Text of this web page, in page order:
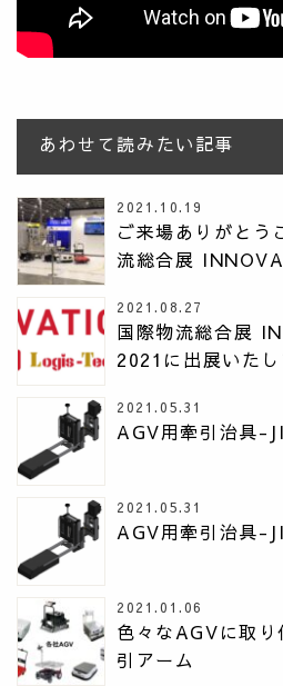
あわせて読みたい記事
2021.10.19
ご来場ありがと
流総合展
2021.08.27
国際物流総合展
2021に出展いた
2021.05.31
AGV用牽引治具-
2021.05.31
AGV用牽引治具-
2021.01.06
色々なAGVに取
引アーム